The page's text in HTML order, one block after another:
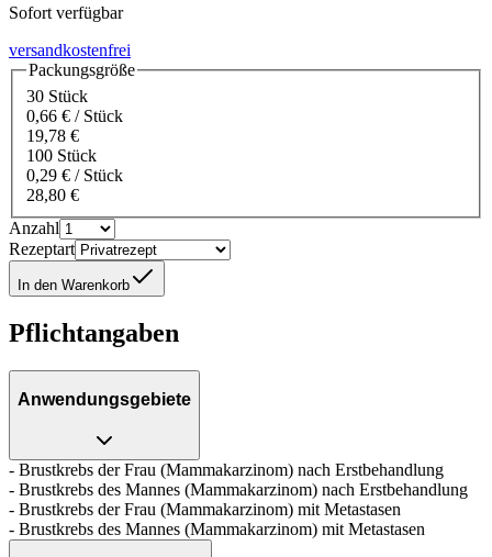
Sofort verfügbar
versandkostenfrei
Packungsgröße
30 Stück
0,66 € / Stück
19,78 €
100 Stück
0,29 € / Stück
28,80 €
Anzahl
Rezeptart
In den Warenkorb
Pflichtangaben
Anwendungsgebiete
- Brustkrebs der Frau (Mammakarzinom) nach Erstbehandlung
- Brustkrebs des Mannes (Mammakarzinom) nach Erstbehandlung
- Brustkrebs der Frau (Mammakarzinom) mit Metastasen
- Brustkrebs des Mannes (Mammakarzinom) mit Metastasen